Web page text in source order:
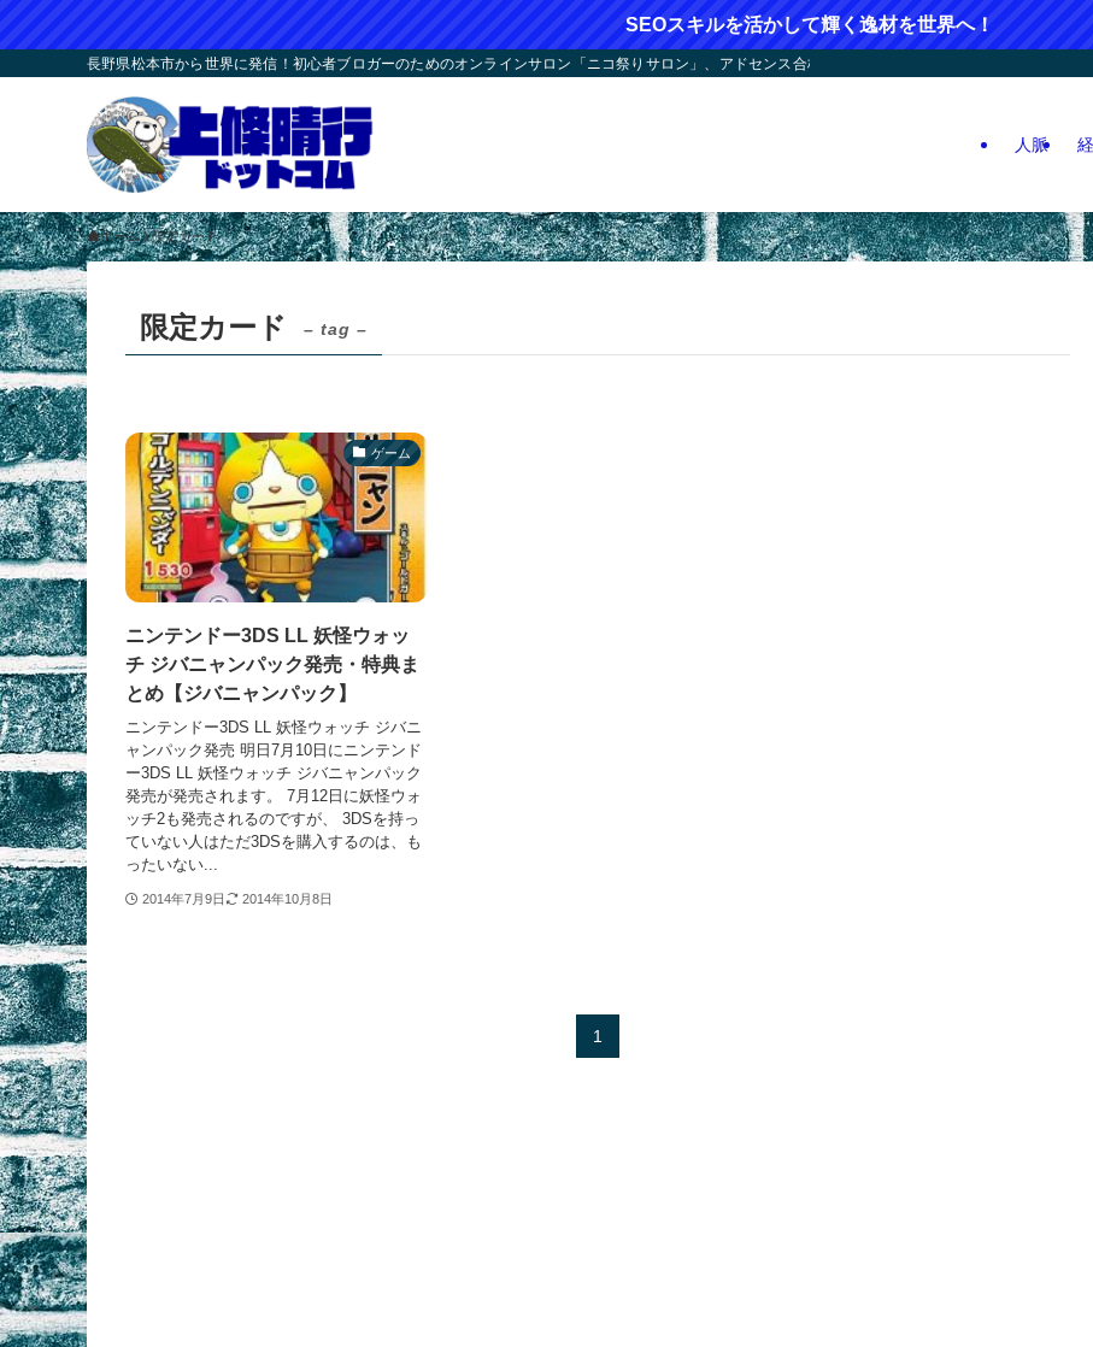
SEOスキルを活かして輝く逸材を世界へ！
長野県松本市から世界に発信！初心者ブロガーのためのオンラインサロン「ニコ祭りサロン」、アドセンス合格応援！人つなぎ屋さん活動、人生逆
人脈
ホーム 限定カード
限定カード – tag –
ゲーム
ニンテンドー3DS LL 妖怪ウォッ
チ ジバニャンパック発売・特典ま
とめ【ジバニャンパック】
ニンテンドー3DS LL 妖怪ウォッチ ジバニ
ャンパック発売 明日7月10日にニンテンド
ー3DS LL 妖怪ウォッチ ジバニャンパック
発売が発売されます。 7月12日に妖怪ウォ
ッチ2も発売されるのですが、 3DSを持っ
ていない人はただ3DSを購入するのは、も
ったいない...
2014年7月9日 2014年10月8日
1